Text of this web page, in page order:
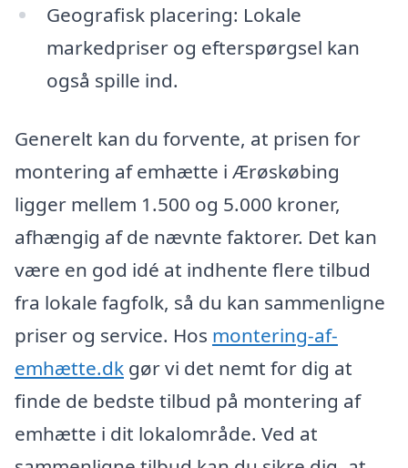
Geografisk placering: Lokale
markedpriser og efterspørgsel kan
også spille ind.
Generelt kan du forvente, at prisen for
montering af emhætte i Ærøskøbing
ligger mellem 1.500 og 5.000 kroner,
afhængig af de nævnte faktorer. Det kan
være en god idé at indhente flere tilbud
fra lokale fagfolk, så du kan sammenligne
priser og service. Hos montering-af-
emhætte.dk gør vi det nemt for dig at
finde de bedste tilbud på montering af
emhætte i dit lokalområde. Ved at